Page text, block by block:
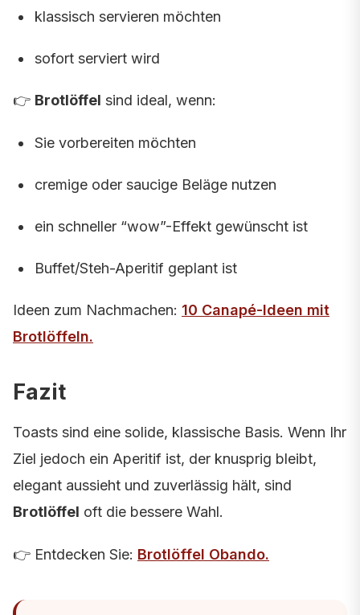
klassisch servieren möchten
sofort serviert wird
👉 Brotlöffel sind ideal, wenn:
Sie vorbereiten möchten
cremige oder saucige Beläge nutzen
ein schneller “wow”-Effekt gewünscht ist
Buffet/Steh-Aperitif geplant ist
Ideen zum Nachmachen: 10 Canapé-Ideen mit
Brotlöffeln.
Fazit
Toasts sind eine solide, klassische Basis. Wenn Ihr
Ziel jedoch ein Aperitif ist, der knusprig bleibt,
elegant aussieht und zuverlässig hält, sind
Brotlöffel oft die bessere Wahl.
👉 Entdecken Sie: Brotlöffel Obando.